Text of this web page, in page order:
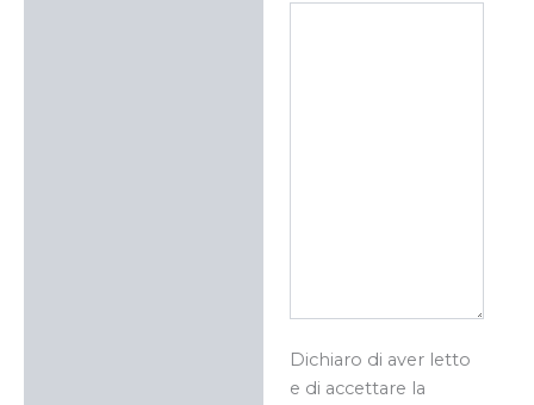
Dichiaro di aver letto
e di accettare la